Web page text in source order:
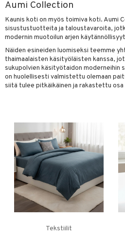
Aumi Collection
Kaunis koti on myös toimiva koti. Aumi
sisustustuotteita ja taloustavaroita,
modernin muotoilun arjen
Näiden esineiden luomiseksi teemme
thaimaalaisten käsityöläisten kanssa,
sukupolvien käsityötaidon moderneihin
on huolellisesti valmistettu olemaan
siitä tulee pitkäikäinen ja rakastettu
Tekstiilit
& Sähkövatkaimet
koneet
& Cocktailasit
& Konjakkilasit
Kattilat
/ Outdoor
& Kulhot
Siivous
& Tyynyliinat
& Peitot
& Korit
& Veistokset
& Lyhdyt
& Hyllyt
& Korit
tekstiilit
tekstiilit
& Tyynyliinat
& Peitot
hyönteissuoja
& Lyhdyt
& vastauksia